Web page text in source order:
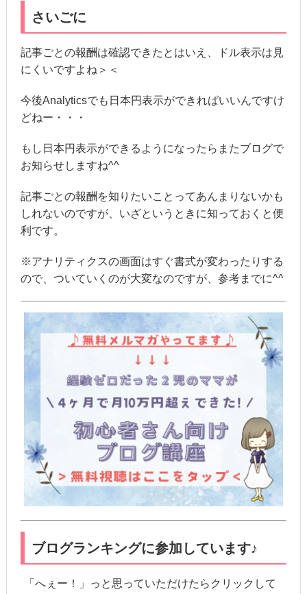
さいごに
記事ごとの報酬は確認できたとはいえ、ドル表示は見
にくいですよね＞＜
今後Analyticsでも日本円表示ができればいいんですけ
どねー・・・
もし日本円表示ができるようになったらまたブログで
お知らせしますね^^
記事ごとの報酬を知りたいことってあんまりないかも
しれないのですが、いざというときに知っておくと便
利です。
※アナリティクスの画面はすぐ書式が変わったりする
ので、ついていくのが大変なのですが、参考までに^^
ブログランキングに参加しています♪
「へぇー！」っと思っていただけたらクリックして